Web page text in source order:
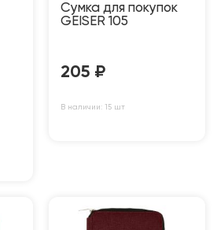
Сумка для покупок
GEISER 105
205 ₽
В наличии: 15 шт